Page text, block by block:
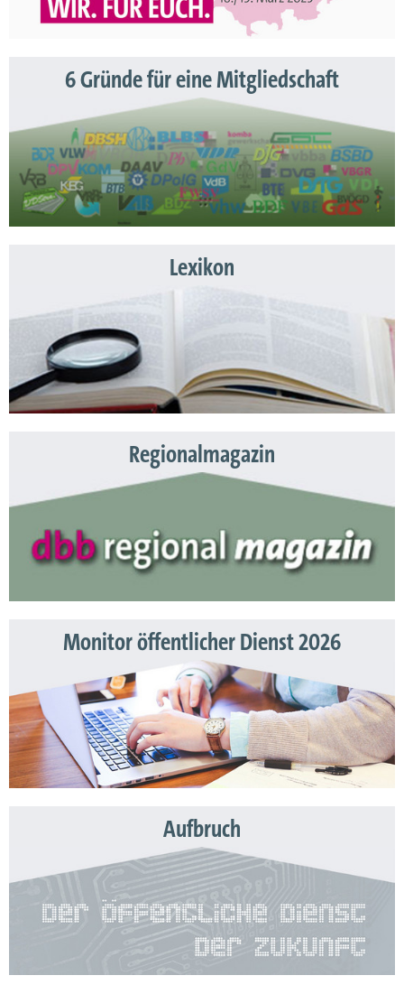
6 Gründe für eine Mitgliedschaft
Lexikon
Regionalmagazin
Monitor öffentlicher Dienst 2026
Aufbruch